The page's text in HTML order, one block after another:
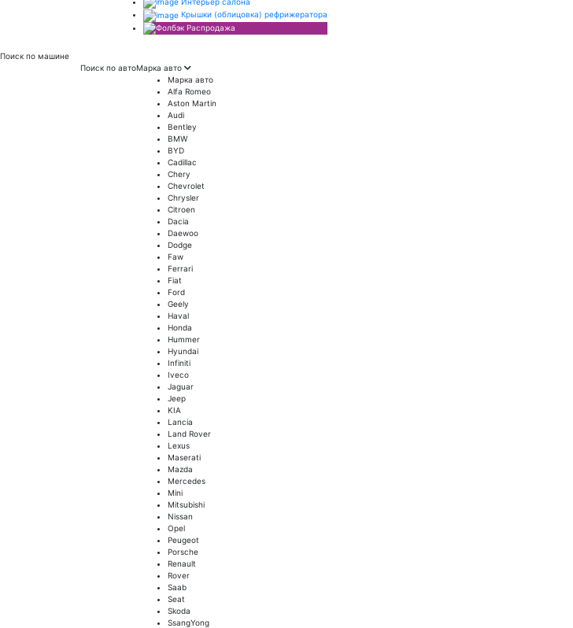
Крышки (облицовка) рефрижератора
Распродажа
Поиск по машине
Поиск по автоМарка авто
Марка авто
Alfa Romeo
Aston Martin
Audi
Bentley
BMW
BYD
Cadillac
Chery
Chevrolet
Chrysler
Citroen
Dacia
Daewoo
Dodge
Faw
Ferrari
Fiat
Ford
Geely
Haval
Honda
Hummer
Hyundai
Infiniti
Iveco
Jaguar
Jeep
KIA
Lancia
Land Rover
Lexus
Maserati
Mazda
Mercedes
Mini
Mitsubishi
Nissan
Opel
Peugeot
Porsche
Renault
Rover
Saab
Seat
Skoda
SsangYong